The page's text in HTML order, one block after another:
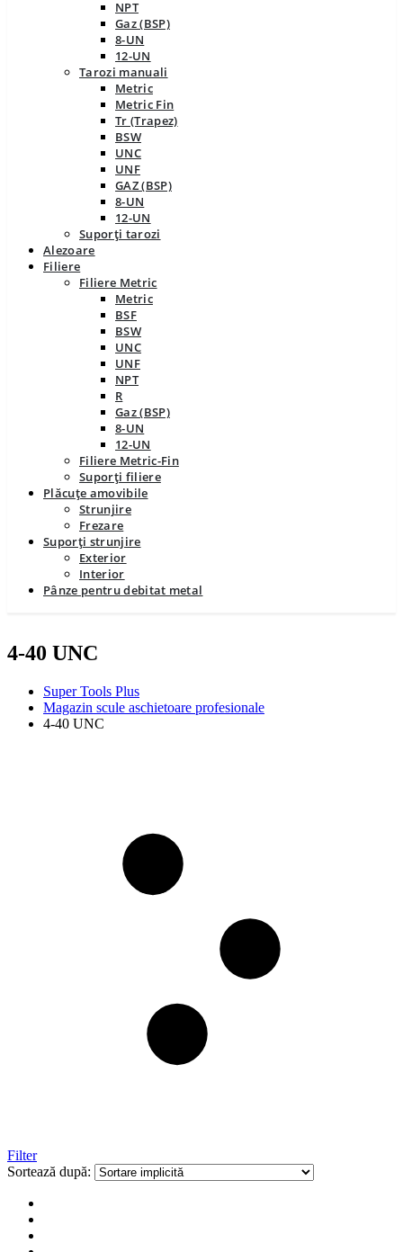
NPT
Gaz (BSP)
8-UN
12-UN
Tarozi manuali
Metric
Metric Fin
Tr (Trapez)
BSW
UNC
UNF
GAZ (BSP)
8-UN
12-UN
Suporți tarozi
Alezoare
Filiere
Filiere Metric
Metric
BSF
BSW
UNC
UNF
NPT
R
Gaz (BSP)
8-UN
12-UN
Filiere Metric-Fin
Suporți filiere
Plăcuțe amovibile
Strunjire
Frezare
Suporți strunjire
Exterior
Interior
Pânze pentru debitat metal
4-40 UNC
Super Tools Plus
Magazin scule aschietoare profesionale
4-40 UNC
Filter
Sortează după: